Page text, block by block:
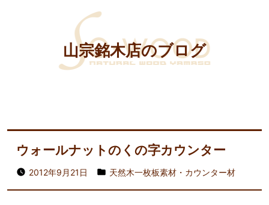
山宗銘木店のブログ
ウォールナットのくの字カウンター
2012年9月21日 天然木一枚板素材・カウンター材